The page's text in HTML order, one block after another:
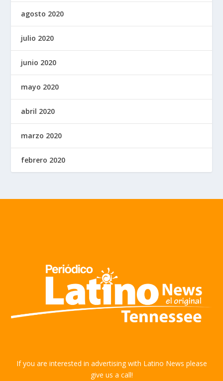
agosto 2020
julio 2020
junio 2020
mayo 2020
abril 2020
marzo 2020
febrero 2020
If you are interested in advertising with Latino News please
give us a call!